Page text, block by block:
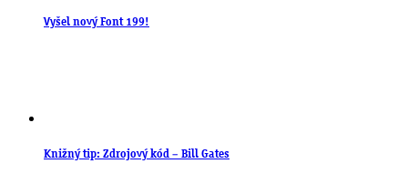
Vyšel nový Font 199!
Knižný tip: Zdrojový kód – Bill Gates